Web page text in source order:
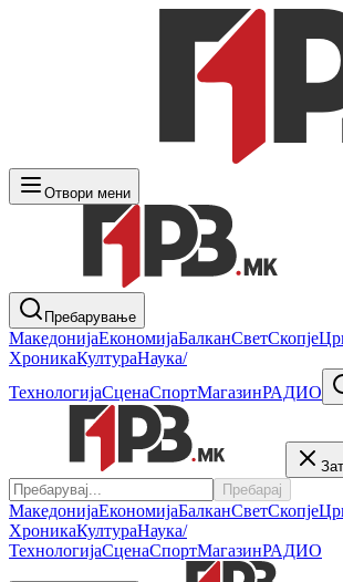
Отвори мени
Пребарување
МакедонијаЕкономијаБалканСветСкопје
ХроникаКултураНаука/
ТехнологијаСценаСпортМагазинРАДИО
Пребарај
МакедонијаЕкономијаБалканСветСкопје
ХроникаКултураНаука/
ТехнологијаСценаСпортМагазинРАДИО